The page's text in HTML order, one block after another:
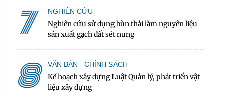
7 NGHIÊN CỨU
Nghiên cứu sử dụng bùn thải làm nguyên liệu
sản xuất gạch đất sét nung
8 VĂN BẢN - CHÍNH SÁCH
Kế hoạch xây dựng Luật Quản lý, phát triển vật
liệu xây dựng